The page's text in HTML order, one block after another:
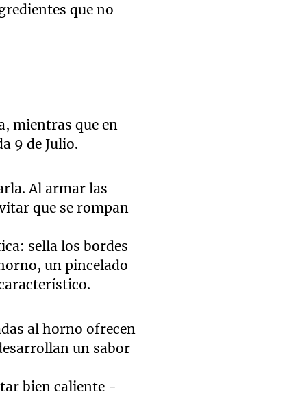
que no
mientras que en
9 de Julio.
Al armar las
que se rompan
sella los bordes
un pincelado
al horno ofrecen
un sabor
bien caliente -